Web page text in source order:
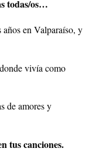
todas/os…
años en Valparaíso, y
vivía como
de amores y
tus canciones.